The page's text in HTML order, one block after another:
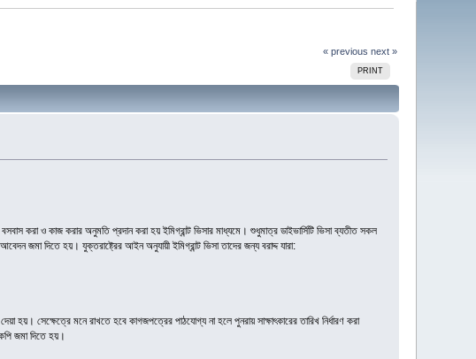
« previous next »
PRINT
করা ও কাজ করার অনুমতি প্রদান করা হয় ইমিগ্রান্ট ভিসার মাধ্যমে। শুধুমাত্র ডাইভার্সিটি ভিসা ব্যতীত সকল
জমা দিতে হয়। যুক্তরাষ্ট্রের আইন অনুযায়ী ইমিগ্রান্ট ভিসা তাদের জন্য বরাদ্দ যারা:
সেক্ষেত্রে মনে রাখতে হবে কাগজপত্রের পাঠযোগ্য না হলে পুনরায় সাক্ষাৎকারের তারিখ নির্ধারণ করা
জমা দিতে হয়।